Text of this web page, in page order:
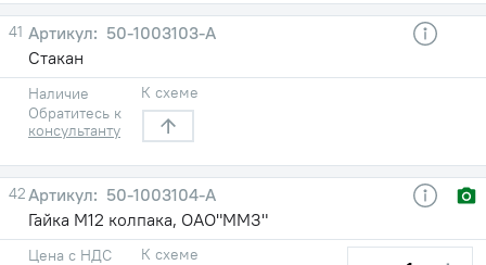
41
50-1003103-А
Стакан
Наличие
Обратитесь к
консультанту
К схеме
42
50-1003104-А
Гайка М12 колпака, ОАО"ММЗ"
Цена с НДС К схеме